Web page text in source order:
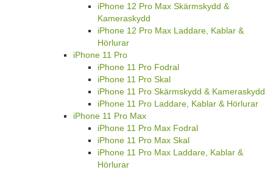
iPhone 12 Pro Max Skärmskydd &
Kameraskydd
iPhone 12 Pro Max Laddare, Kablar &
Hörlurar
iPhone 11 Pro
iPhone 11 Pro Fodral
iPhone 11 Pro Skal
iPhone 11 Pro Skärmskydd & Kameraskydd
iPhone 11 Pro Laddare, Kablar & Hörlurar
iPhone 11 Pro Max
iPhone 11 Pro Max Fodral
iPhone 11 Pro Max Skal
iPhone 11 Pro Max Laddare, Kablar &
Hörlurar